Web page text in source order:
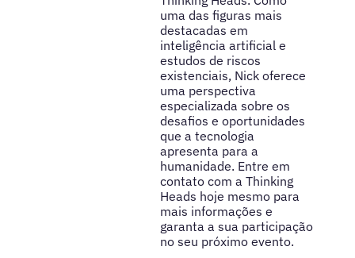
uma das figuras mais
destacadas em
inteligência artificial e
estudos de riscos
existenciais, Nick oferece
uma perspectiva
especializada sobre os
desafios e oportunidades
que a tecnologia
apresenta para a
humanidade. Entre em
contato com a Thinking
Heads hoje mesmo para
mais informações e
garanta a sua participação
no seu próximo evento.